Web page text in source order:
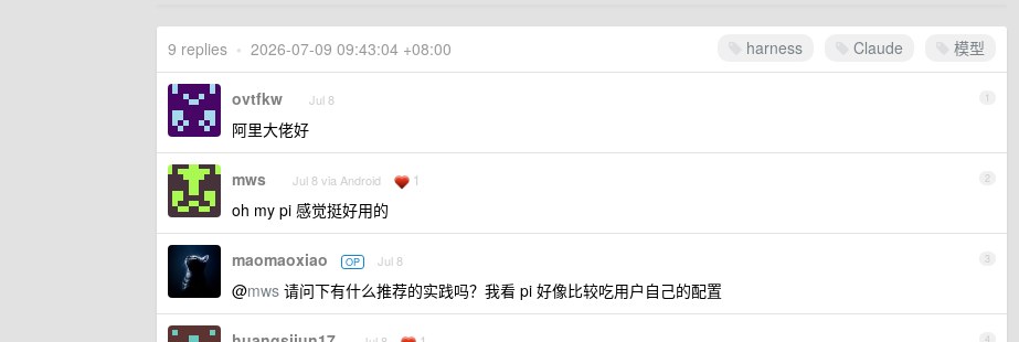
harness Claude 模型
9 replies • 2026-07-09 09:43:04 +08:00
1
ovtfkw Jul 8
阿里大佬好
2
mws Jul 8 via Android 1
oh my pi 感觉挺好用的
3
maomaoxiao OP Jul 8
@mws 请问下有什么推荐的实践吗？我看 pi 好像比较吃用户自己的配置